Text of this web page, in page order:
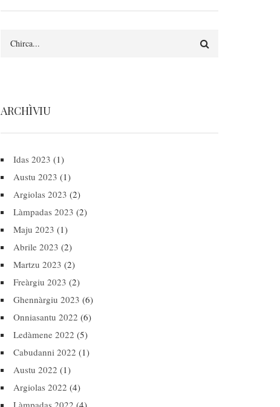
ARCHÌVIU
Idas 2023 (1)
Austu 2023 (1)
Argiolas 2023 (2)
Làmpadas 2023 (2)
Maju 2023 (1)
Abrile 2023 (2)
Martzu 2023 (2)
Freàrgiu 2023 (2)
Ghennàrgiu 2023 (6)
Onniasantu 2022 (6)
Ledàmene 2022 (5)
Cabudanni 2022 (1)
Austu 2022 (1)
Argiolas 2022 (4)
Làmpadas 2022 (4)